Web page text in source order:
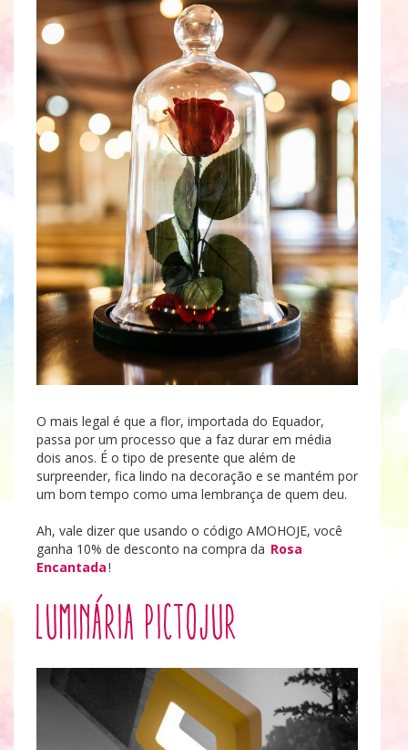
O mais legal é que a flor, importada do Equador,
passa por um processo que a faz durar em média
dois anos. É o tipo de presente que além de
surpreender, fica lindo na decoração e se mantém por
um bom tempo como uma lembrança de quem deu.
Ah, vale dizer que usando o código AMOHOJE, você
ganha 10% de desconto na compra da Rosa
Encantada!
Luminária Pictojur